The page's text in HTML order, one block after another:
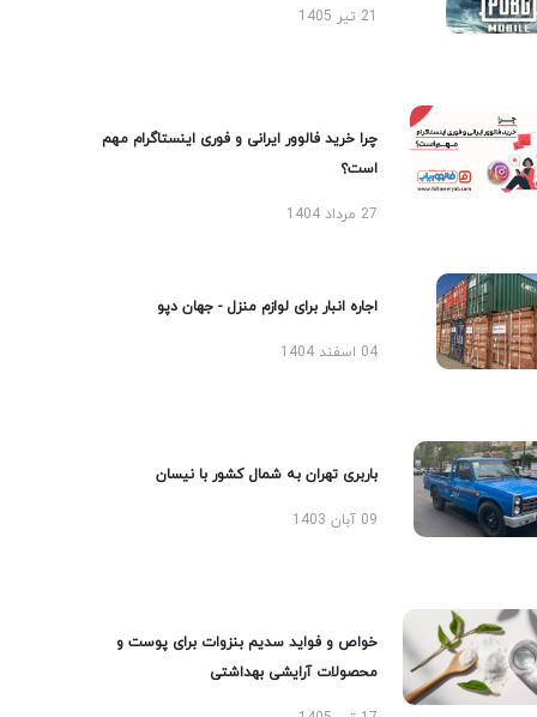
چرا خرید فالوور ایرانی و فوری اینستاگرام مهم
است؟
27 مرداد 1404
اجاره انبار برای لوازم منزل - جهان دپو
04 اسفند 1404
باربری تهران به شمال کشور با نیسان
09 آبان 1403
خواص و فواید سدیم بنزوات برای پوست و
محصولات آرایشی بهداشتی